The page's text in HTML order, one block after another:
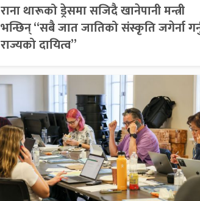
राना थारूको ड्रेसमा सजिदै खानेपानी मन्त्री
भन्छिन् “सबै जात जातिको संस्कृति जगेर्ना
राज्यको दायित्व”